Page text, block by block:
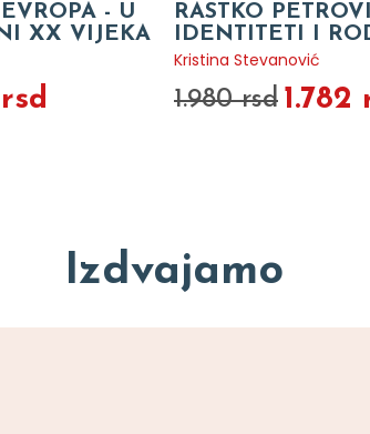
- U
XX VIJEKA
RASTKO
IDENTITETI I
Kristina Stevanović
1.980 rsd 1.782
Izdvajamo